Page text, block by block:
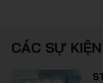
CÁC SỰ